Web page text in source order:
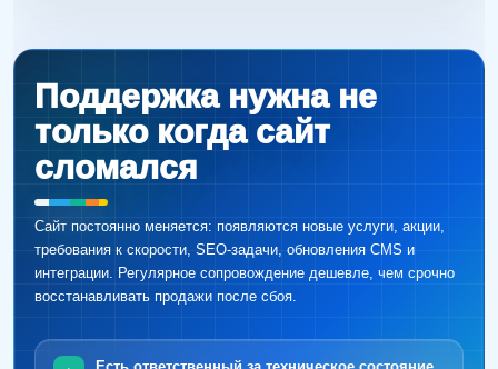
Поддержка нужна не
только когда сайт
сломался
Сайт постоянно меняется: появляются новые услуги, акции,
требования к скорости, SEO-задачи, обновления CMS и
интеграции. Регулярное сопровождение дешевле, чем срочно
восстанавливать продажи после сбоя.